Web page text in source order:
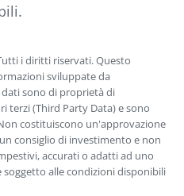
i diritti riservati. Questo
sviluppate da
dati sono di proprietà di
terzi (Third Party Data) e sono
costituiscono un'approvazione
consiglio di investimento e non
accurati o adatti ad uno
alle condizioni disponibili